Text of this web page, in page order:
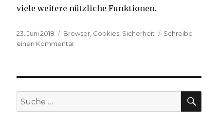
viele weitere nützliche Funktionen.
Veröffentlicht
am
23. Juni 2018 Kategorien
Browser Cookies Sicherheit
Schreibe
einen Kommentar
Suche
nach: